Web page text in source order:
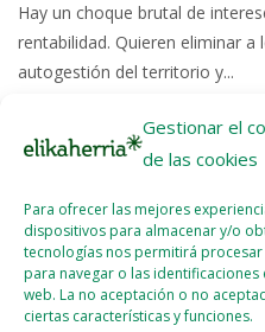
Gestionar el
de las cookies
Para ofrecer las mejores
dispositivos para almacenar y/o
tecnologías nos permitirá
para navegar o las identificaciones
web. La no aceptación o no
ciertas características y funciones.
Hay un choque brutal de
rentabilidad. Quieren eliminar a
autogestión del territorio y...
Read More >>
Licencia del